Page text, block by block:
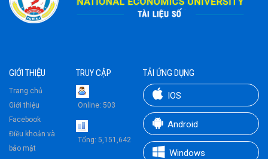
GIỚI THIỆU
Trang chủ
Giới thiệu
Facebook
Điều khoản và
bảo mật
TRUY CẬP
Online: 503
Tổng: 5,151,642
TẢI ỨNG DỤNG
IOS
Android
Windows